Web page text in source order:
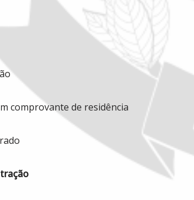
comprovante de residência